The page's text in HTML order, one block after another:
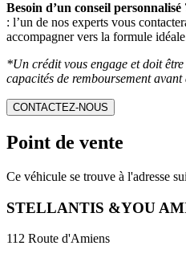
Besoin d’un conseil personnalisé
: l’un de nos experts vous
accompagner vers la formule
*Un crédit vous engage et doit
capacités de remboursement avant
CONTACTEZ-NOUS
Point de vente
Ce véhicule se trouve à l'adresse
STELLANTIS &YOU
112 Route d'Amiens